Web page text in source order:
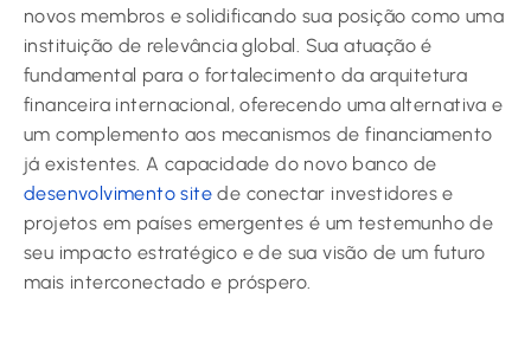
novos membros e solidificando sua posição como uma
instituição de relevância global. Sua atuação é
fundamental para o fortalecimento da arquitetura
financeira internacional, oferecendo uma alternativa e
um complemento aos mecanismos de financiamento
já existentes. A capacidade do novo banco de
desenvolvimento site de conectar investidores e
projetos em países emergentes é um testemunho de
seu impacto estratégico e de sua visão de um futuro
mais interconectado e próspero.